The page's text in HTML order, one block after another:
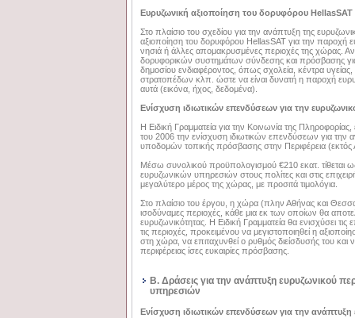
Ευρυζωνική αξιοποίηση του δορυφόρου HellasSAT
Στο πλαίσιο του σχεδίου για την ανάπτυξη της
αξιοποίηση του δορυφόρου HellasSAT για την παροχή
νησιά ή άλλες απομακρυσμένες περιοχές της χώρας.
δορυφορικών συστημάτων σύνδεσης και πρόσβασης
δημοσίου ενδιαφέροντος, όπως σχολεία, κέντρα
στρατοπέδων κλπ. ώστε να είναι δυνατή η παροχή
αυτά (εικόνα, ήχος, δεδομένα).
Ενίσχυση ιδιωτικών επενδύσεων για την
Η Ειδική Γραμματεία για την Κοινωνία της Πληροφορίας,
του 2006 την ενίσχυση ιδιωτικών επενδύσεων για την
υποδομών τοπικής πρόσβασης στην Περιφέρεια
Μέσω συνολικού προϋπολογισμού €210 εκατ. τίθεται
ευρυζωνικών υπηρεσιών στους πολίτες και στις
μεγαλύτερο μέρος της χώρας, με προσιτά τιμολόγια.
Στο πλαίσιο του έργου, η χώρα (πλην Αθήνας και
ισοδύναμες περιοχές, κάθε μια εκ των οποίων θα
ευρυζωνικότητας. Η Ειδική Γραμματεία θα ενισχύσει τις
τις περιοχές, προκειμένου να μεγιστοποιηθεί η
στη χώρα, να επιταχυνθεί ο ρυθμός διείσδυσής του και
περιφέρειας ίσες ευκαιρίες πρόσβασης.
Β. Δράσεις για την ανάπτυξη ευρυζωνικού
υπηρεσιών
Ενίσχυση ιδιωτικών επενδύσεων για την